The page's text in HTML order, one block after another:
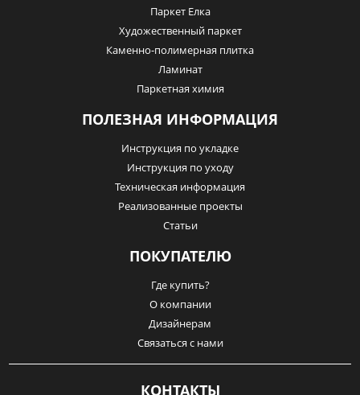
Паркет Елка
Художественный паркет
Каменно-полимерная плитка
Ламинат
Паркетная химия
ПОЛЕЗНАЯ ИНФОРМАЦИЯ
Инструкция по укладке
Инструкция по уходу
Техническая информация
Реализованные проекты
Статьи
ПОКУПАТЕЛЮ
Где купить?
О компании
Дизайнерам
Связаться с нами
КОНТАКТЫ